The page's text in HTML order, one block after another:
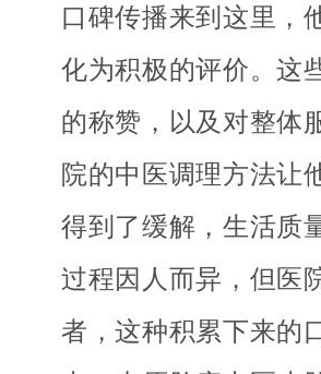
口碑传播来到这里，
化为积极的评价。这
的称赞，以及对整体
院的中医调理方法让
得到了缓解，生活质
过程因人而异，但医
者，这种积累下来的